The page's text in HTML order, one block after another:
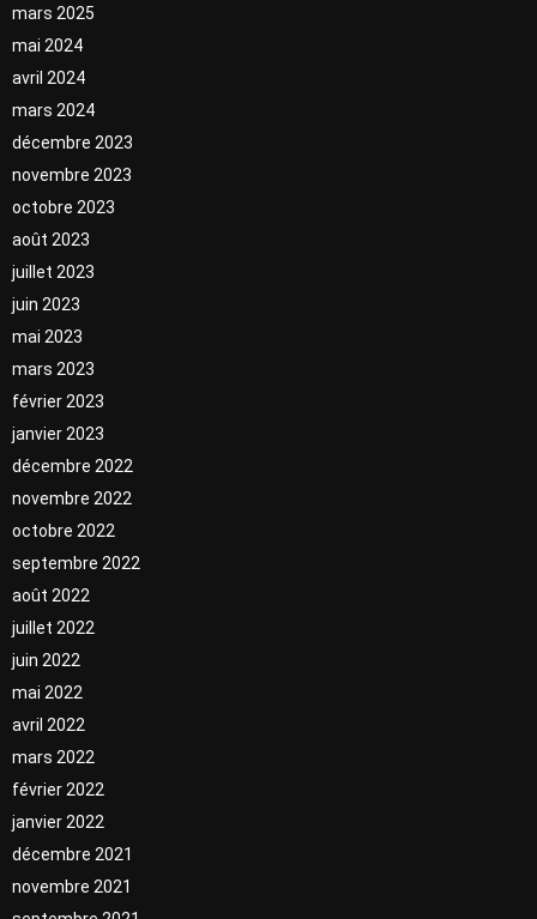
mars 2025
mai 2024
avril 2024
mars 2024
décembre 2023
novembre 2023
octobre 2023
août 2023
juillet 2023
juin 2023
mai 2023
mars 2023
février 2023
janvier 2023
décembre 2022
novembre 2022
octobre 2022
septembre 2022
août 2022
juillet 2022
juin 2022
mai 2022
avril 2022
mars 2022
février 2022
janvier 2022
décembre 2021
novembre 2021